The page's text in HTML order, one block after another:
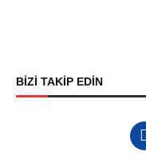
BİZİ TAKİP EDİN